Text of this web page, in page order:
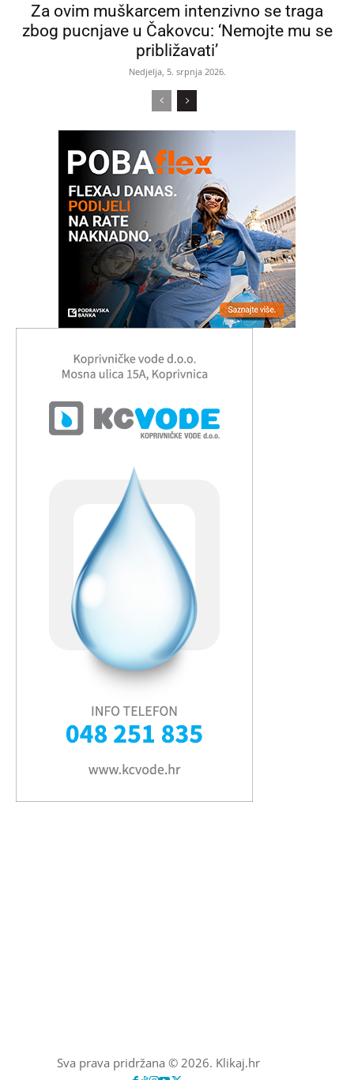
Za ovim muškarcem intenzivno se traga
zbog pucnjave u Čakovcu: ‘Nemojte mu se
približavati’
Nedjelja, 5. srpnja 2026.
Sva prava pridržana © 2026. Klikaj.hr